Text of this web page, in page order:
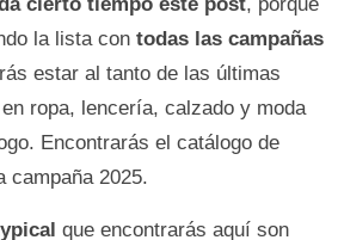
la lista con todas las campañas
estar al tanto de las últimas
ropa, lencería, calzado y moda
Encontrarás el catálogo de
campaña 2025.
que encontrarás aquí son